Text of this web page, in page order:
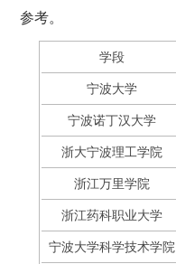
参考。
学段
宁波大学
宁波诺丁汉大学
浙大宁波理工学院
浙江万里学院
浙江药科职业大学
宁波大学科学技术学院